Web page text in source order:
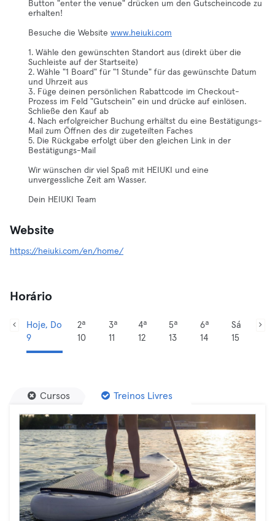
Button "enter the venue" drücken um den Gutscheincode zu
erhalten!
Besuche die Website www.heiuki.com
1. Wähle den gewünschten Standort aus (direkt über die
Suchleiste auf der Startseite)
2. Wähle "1 Board" für "1 Stunde" für das gewünschte Datum
und Uhrzeit aus
3. Füge deinen persönlichen Rabattcode im Checkout-
Prozess im Feld "Gutschein" ein und drücke auf einlösen.
Schließe den Kauf ab
4. Nach erfolgreicher Buchung erhältst du eine Bestätigungs-
Mail zum Öffnen des dir zugeteilten Faches
5. Die Rückgabe erfolgt über den gleichen Link in der
Bestätigungs-Mail
Wir wünschen dir viel Spaß mit HEIUKI und eine
unvergessliche Zeit am Wasser.
Dein HEIUKI Team
Website
https://heiuki.com/en/home/
Horário
Hoje, Do
9
2ª
10
3ª
11
4ª
12
5ª
13
6ª
14
Sá
15
Cursos Treinos Livres